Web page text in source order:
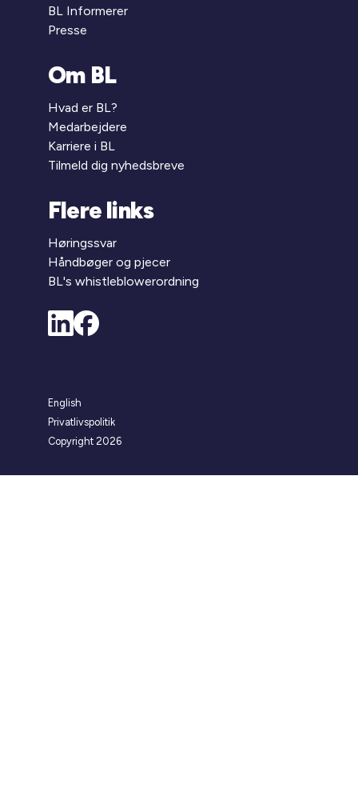
BL Informerer
Presse
Om BL
Hvad er BL?
Medarbejdere
Karriere i BL
Tilmeld dig nyhedsbreve
Flere links
Høringssvar
Håndbøger og pjecer
BL's whistleblowerordning
English
Privatlivspolitik
Copyright 2026